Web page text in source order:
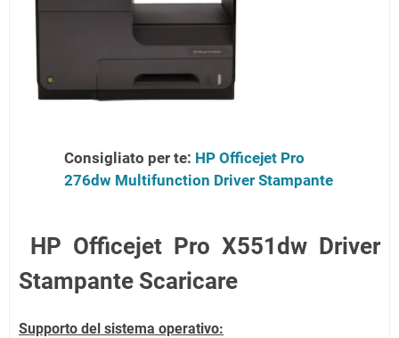
Consigliato per te: HP Officejet Pro
276dw Multifunction Driver Stampante
HP Officejet Pro X551dw Driver
Stampante Scaricare
Supporto del sistema operativo: